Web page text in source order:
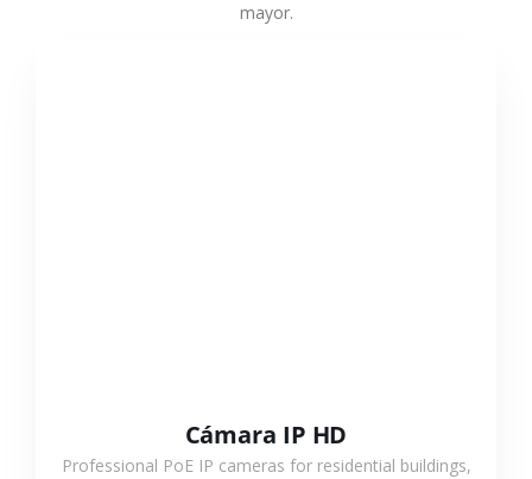
mayor.
Cámara IP HD
Professional PoE IP cameras for residential buildings,